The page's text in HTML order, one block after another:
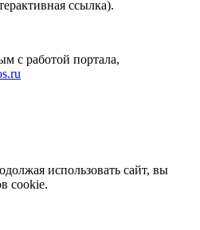
ссылка).
с работой портала,
использовать сайт, вы
cookie.